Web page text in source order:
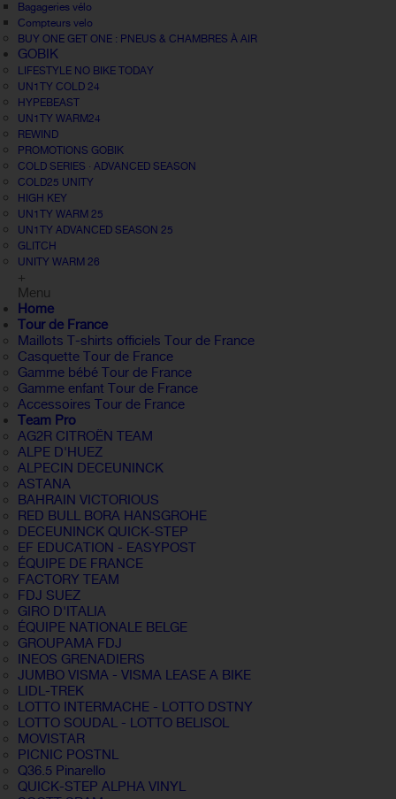
Bagageries vélo
Compteurs velo
BUY ONE GET ONE : PNEUS & CHAMBRES À AIR
GOBIK
LIFESTYLE NO BIKE TODAY
UN1TY COLD 24
HYPEBEAST
UN1TY WARM24
REWIND
PROMOTIONS GOBIK
COLD SERIES · ADVANCED SEASON
COLD25 UNITY
HIGH KEY
UN1TY WARM 25
UN1TY ADVANCED SEASON 25
GLITCH
UNITY WARM 26
+
Menu
Home
Tour de France
Maillots T-shirts officiels Tour de France
Casquette Tour de France
Gamme bébé Tour de France
Gamme enfant Tour de France
Accessoires Tour de France
Team Pro
AG2R CITROËN TEAM
ALPE D'HUEZ
ALPECIN DECEUNINCK
ASTANA
BAHRAIN VICTORIOUS
RED BULL BORA HANSGROHE
DECEUNINCK QUICK-STEP
EF EDUCATION - EASYPOST
ÉQUIPE DE FRANCE
FACTORY TEAM
FDJ SUEZ
GIRO D'ITALIA
ÉQUIPE NATIONALE BELGE
GROUPAMA FDJ
INEOS GRENADIERS
JUMBO VISMA - VISMA LEASE A BIKE
LIDL-TREK
LOTTO INTERMACHE - LOTTO DSTNY
LOTTO SOUDAL - LOTTO BELISOL
MOVISTAR
PICNIC POSTNL
Q36.5 Pinarello
QUICK-STEP ALPHA VINYL